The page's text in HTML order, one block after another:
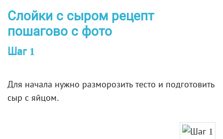
Слойки с сыром рецепт
пошагово с фото
Шаг 1
Для начала нужно разморозить тесто и подготовить
сыр с яйцом.